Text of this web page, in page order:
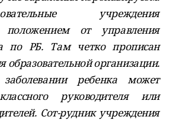
учреждения
положением от управления
по РБ. Там четко прописан
образовательной организации.
ребенка может
руководителя или
Сот-рудник учреждения